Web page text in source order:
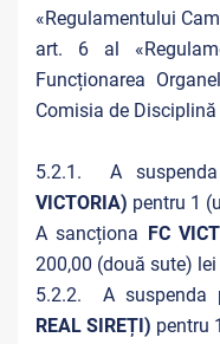
«Regulamentului
art. 6 al
Funcționarea
Comisia de Disciplină
5.2.1. A
VICTORIA) pentru 1
A sancționa FC
200,00 (două sute)
5.2.2. A suspenda
REAL SIREȚI) pentru